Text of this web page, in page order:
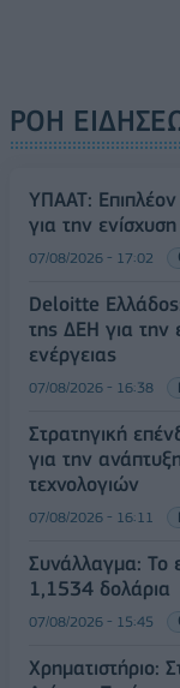
ΡΟΗ
ΥΠΑΑΤ:
για την
07/08/2026 - 17:02
Deloitte
της ΔΕΗ για την
ενέργειας
07/08/2026 - 16:38
Στρατηγική
για την
τεχνολογιών
07/08/2026 - 16:11
Συνάλλαγμα: Το
1,1534 δολάρια
07/08/2026 - 15:45
Χρηματιστήριο: